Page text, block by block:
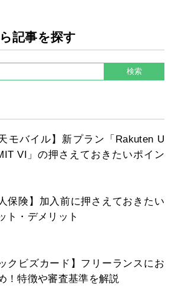
記事を探す
天モバイル】新プラン「Rakuten U
VI」の押さえておきたいポイン
人保険】加入前に押さえておきたい
ト・デメリット
ックビズカード】フリーランスにお
！特徴や審査基準を解説